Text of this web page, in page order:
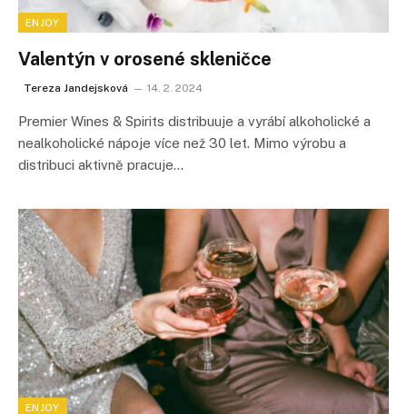
ENJOY
Valentýn v orosené skleničce
Tereza Jandejsková 14. 2. 2024
Premier Wines & Spirits distribuuje a vyrábí alkoholické a
nealkoholické nápoje více než 30 let. Mimo výrobu a
distribuci aktivně pracuje…
ENJOY